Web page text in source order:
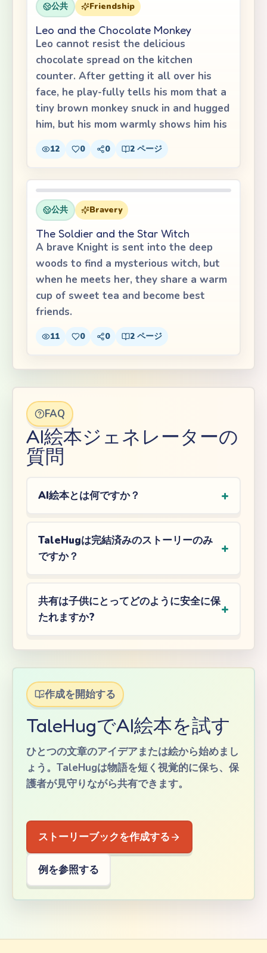
公共 Friendship
Leo and the Chocolate Monkey
Leo cannot resist the delicious
chocolate spread on the kitchen
counter. After getting it all over his
face, he play-fully tells his mom that a
tiny brown monkey snuck in and hugged
him, but his mom warmly shows him his
12 0 0 2 ページ
公共 Bravery
The Soldier and the Star Witch
A brave Knight is sent into the deep
woods to find a mysterious witch, but
when he meets her, they share a warm
cup of sweet tea and become best
friends.
11 0 0 2 ページ
FAQ
AI絵本ジェネレーターの
質問
AI絵本とは何ですか？
TaleHugは完結済みのストーリーのみ
ですか？
共有は子供にとってどのように安全に保
たれますか?
作成を開始する
TaleHugでAI絵本を試す
ひとつの文章のアイデアまたは絵から始めまし
ょう。TaleHugは物語を短く視覚的に保ち、保
護者が見守りながら共有できます。
ストーリーブックを作成する
例を参照する